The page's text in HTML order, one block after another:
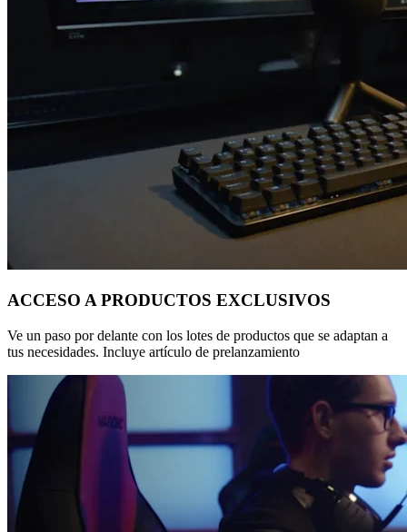
ACCESO A PRODUCTOS EXCLUSIVOS
Ve un paso por delante con los lotes de productos que se adaptan a
tus necesidades. Incluye artículo de prelanzamiento